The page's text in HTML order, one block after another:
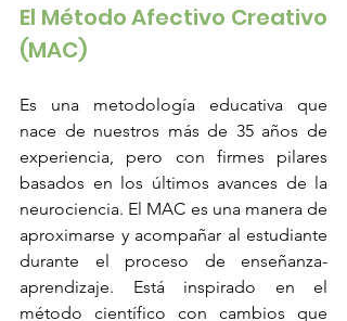
El Método Afectivo Creativo
(MAC)
Es una metodología educativa que
nace de nuestros más de 35 años de
experiencia, pero con firmes pilares
basados en los últimos avances de la
neurociencia. El MAC es una manera de
aproximarse y acompañar al estudiante
durante el proceso de enseñanza-
aprendizaje. Está inspirado en el
método científico con cambios que